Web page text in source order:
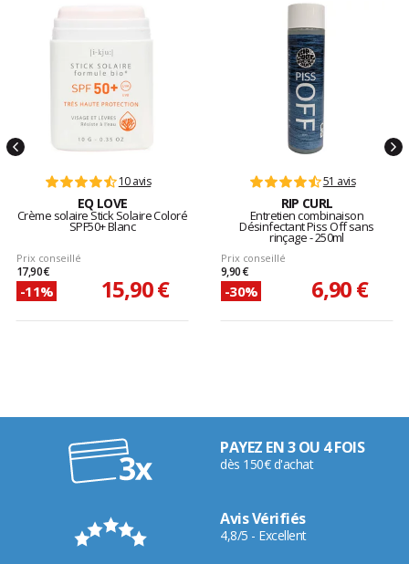
10 avis
EQ LOVE
Crème solaire Stick Solaire Coloré
SPF50+ Blanc
Prix conseillé
17,90 €
-11% 15,90 €
51 avis
RIP CURL
Entretien combinaison
Désinfectant Piss Off sans
rinçage - 250ml
Prix conseillé
9,90 €
-30% 6,90 €
PAYEZ EN 3 OU 4 FOIS
dès 150€ d'achat
Avis Vérifiés
4,8/5 - Excellent